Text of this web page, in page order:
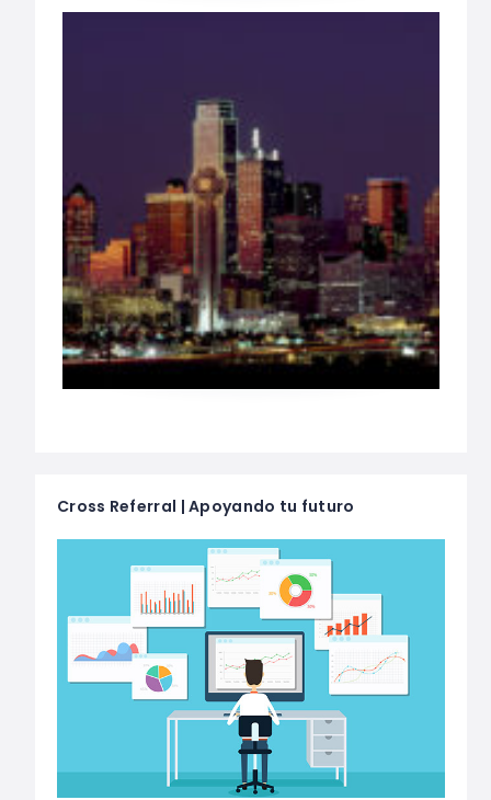
Cross Referral | Apoyando tu futuro